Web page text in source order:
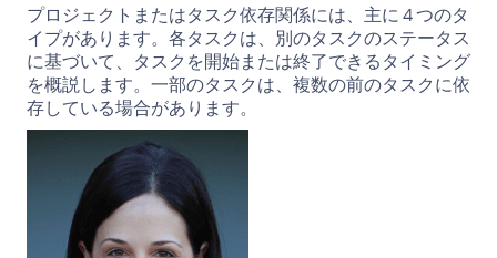
プロジェクトまたはタスク依存関係には、主に 4 つのタ
イプがあります。各タスクは、別のタスクのステータス
に基づいて、タスクを開始または終了できるタイミング
を概説します。一部のタスクは、複数の前のタスクに依
存している場合があります。